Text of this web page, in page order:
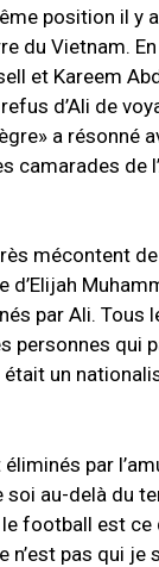
position il y
du Vietnam.
et Kareem
d’Ali de
a résonné
camarades de
mécontent
par Ali.
personnes qui
un
par
au-delà du
football est ce
pas qui je